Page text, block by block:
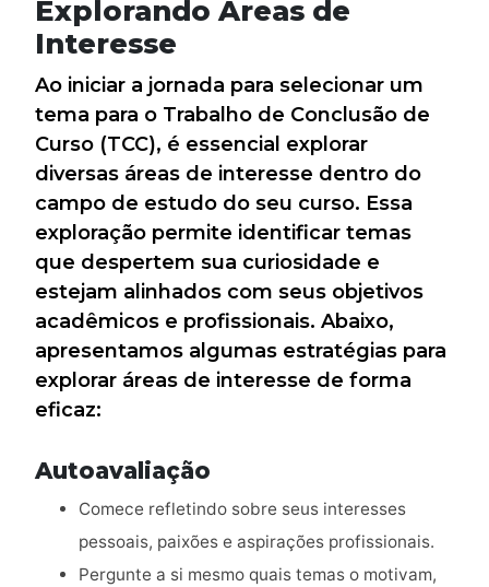
Explorando Áreas de
Interesse
Ao iniciar a jornada para selecionar um
tema para o Trabalho de Conclusão de
Curso (TCC), é essencial explorar
diversas áreas de interesse dentro do
campo de estudo do seu curso. Essa
exploração permite identificar temas
que despertem sua curiosidade e
estejam alinhados com seus objetivos
acadêmicos e profissionais. Abaixo,
apresentamos algumas estratégias para
explorar áreas de interesse de forma
eficaz:
Autoavaliação
Comece refletindo sobre seus interesses
pessoais, paixões e aspirações profissionais.
Pergunte a si mesmo quais temas o motivam,